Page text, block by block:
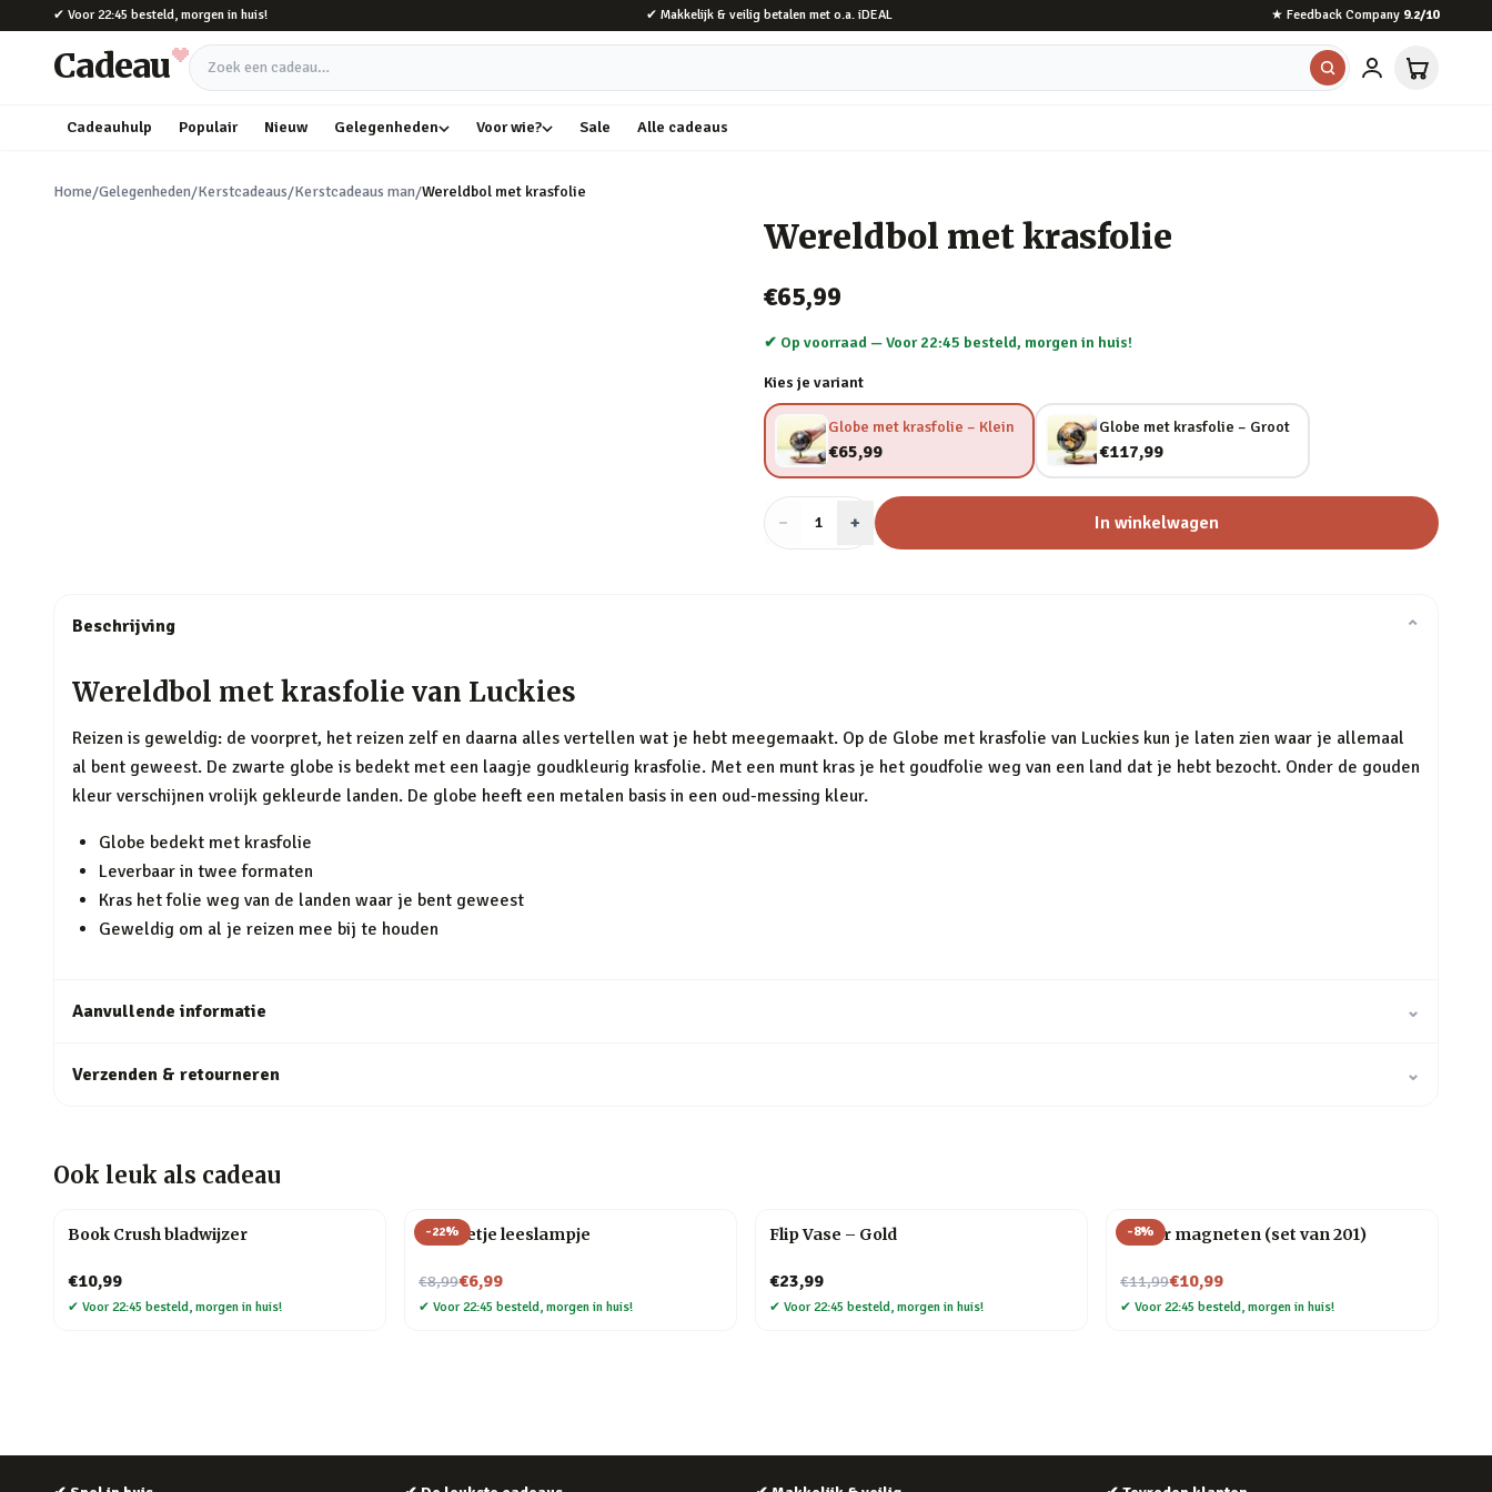
Naar hoofdinhoud
✔ Voor 22:45 besteld, morgen in huis! ✔ Makkelijk & veilig betalen met o.a. iDEAL ★ Feedback Company 9.2/10
Cadeau Zoek een cadeau
Cadeauhulp Populair Nieuw Gelegenheden Voor wie? Sale Alle cadeaus
Home/Gelegenheden/Kerstcadeaus/Kerstcadeaus man/Wereldbol met krasfolie
Wereldbol met krasfolie
€65,99
✔ Op voorraad —Voor 22:45 besteld, morgen in huis!
Kies je variant
Globe met krasfolie – Klein
€65,99
Globe met krasfolie – Groot
€117,99
− Aantal
1 + In winkelwagen
Beschrijving ⌄
Wereldbol met krasfolie van Luckies
Reizen is geweldig: de voorpret, het reizen zelf en daarna alles vertellen wat je hebt meegemaakt. Op de Globe met krasfolie van Luckies kun je laten zien waar je allemaal
al bent geweest. De zwarte globe is bedekt met een laagje goudkleurig krasfolie. Met een munt kras je het goudfolie weg van een land dat je hebt bezocht. Onder de gouden
kleur verschijnen vrolijk gekleurde landen. De globe heeft een metalen basis in een oud-messing kleur.
Globe bedekt met krasfolie
Leverbaar in twee formaten
Kras het folie weg van de landen waar je bent geweest
Geweldig om al je reizen mee bij te houden
Aanvullende informatie ⌄
Verzenden & retourneren ⌄
Ook leuk als cadeau
Book Crush bladwijzer
€10,99
✔ Voor 22:45 besteld, morgen in huis!
-22%
Mannetje leeslampje
€8,99
Nu voor€6,99
✔ Voor 22:45 besteld, morgen in huis!
Flip Vase – Gold
€23,99
✔ Voor 22:45 besteld, morgen in huis!
-8%
Letter magneten (set van 201)
€11,99
Nu voor€10,99
✔ Voor 22:45 besteld, morgen in huis!